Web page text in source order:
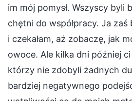
im mój pomysł. Wszyscy byli
chętni do współpracy. Ja zaś
i czekałam, aż zobaczę, jak
owoce. Ale kilka dni później
którzy nie zdobyli żadnych
bardziej negatywnego